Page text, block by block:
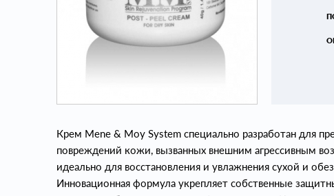
Крем Mene & Moy System специально разработан для
повреждений кожи, вызванных внешним агрессивным
идеально для восстановления и увлажнения сухой и
Инновационная формула укрепляет собственные